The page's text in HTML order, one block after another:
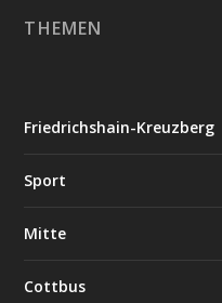
THEMEN
Friedrichshain-Kreuzberg
Sport
Mitte
Cottbus